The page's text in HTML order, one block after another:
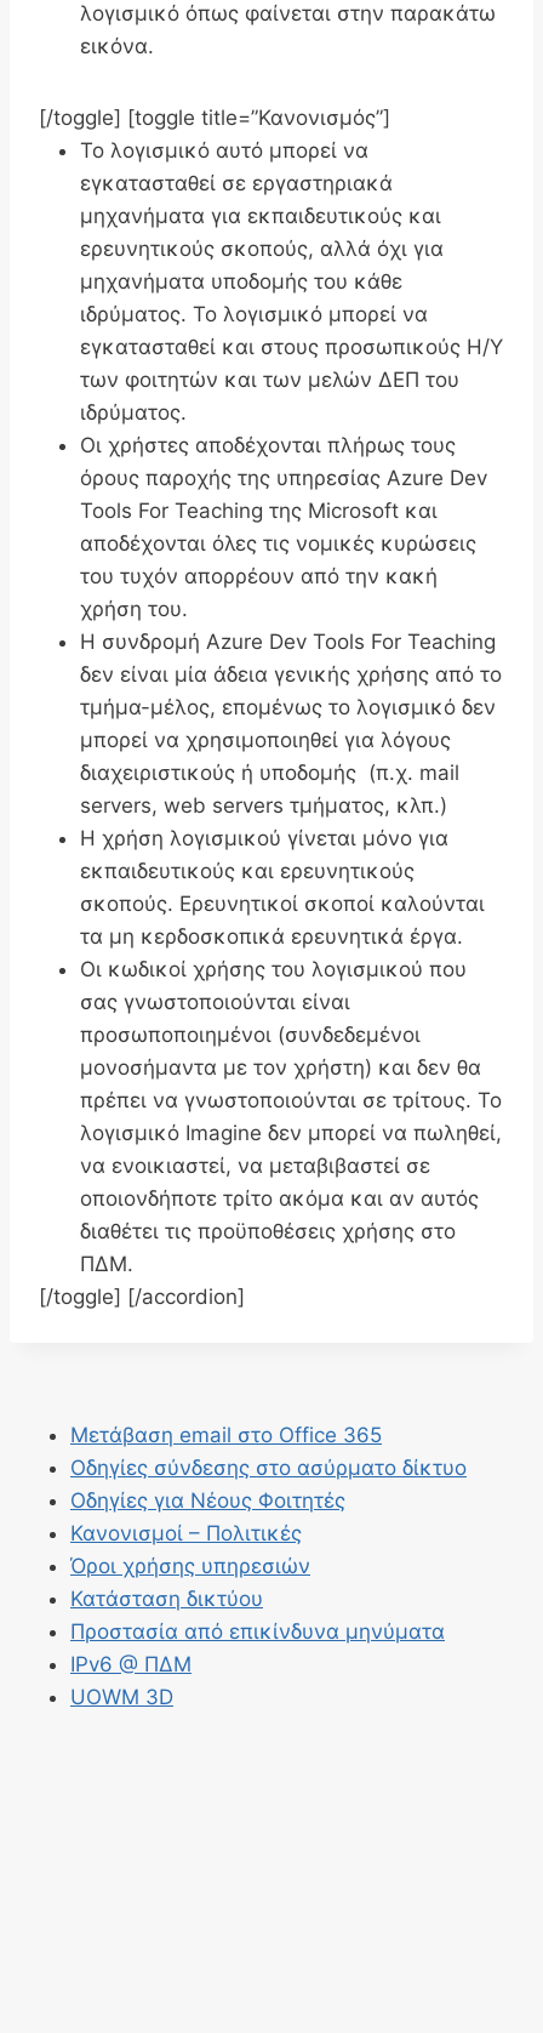
λογισμικό όπως φαίνεται στην παρακάτω
εικόνα.
[/toggle] [toggle title=”Κανονισμός”]
Το λογισμικό αυτό μπορεί να
εγκατασταθεί σε εργαστηριακά
μηχανήματα για εκπαιδευτικούς και
ερευνητικούς σκοπούς, αλλά όχι για
μηχανήματα υποδομής του κάθε
ιδρύματος. Το λογισμικό μπορεί να
εγκατασταθεί και στους προσωπικούς Η/Υ
των φοιτητών και των μελών ΔΕΠ του
ιδρύματος.
Οι χρήστες αποδέχονται πλήρως τους
όρους παροχής της υπηρεσίας Azure Dev
Tools For Teaching της Microsoft και
αποδέχονται όλες τις νομικές κυρώσεις
του τυχόν απορρέουν από την κακή
χρήση του.
Η συνδρομή Azure Dev Tools For Teaching
δεν είναι μία άδεια γενικής χρήσης από το
τμήμα-μέλος, επομένως το λογισμικό δεν
μπορεί να χρησιμοποιηθεί για λόγους
διαχειριστικούς ή υποδομής (π.χ. mail
servers, web servers τμήματος, κλπ.)
Η χρήση λογισμικού γίνεται μόνο για
εκπαιδευτικούς και ερευνητικούς
σκοπούς. Ερευνητικοί σκοποί καλούνται
τα μη κερδοσκοπικά ερευνητικά έργα.
Οι κωδικοί χρήσης του λογισμικού που
σας γνωστοποιούνται είναι
προσωποποιημένοι (συνδεδεμένοι
μονοσήμαντα με τον χρήστη) και δεν θα
πρέπει να γνωστοποιούνται σε τρίτους. Το
λογισμικό Imagine δεν μπορεί να πωληθεί,
να ενοικιαστεί, να μεταβιβαστεί σε
οποιονδήποτε τρίτο ακόμα και αν αυτός
διαθέτει τις προϋποθέσεις χρήσης στο
ΠΔΜ.
[/toggle] [/accordion]
Μετάβαση email στο Office 365
Οδηγίες σύνδεσης στο ασύρματο δίκτυο
Οδηγίες για Νέους Φοιτητές
Κανονισμοί – Πολιτικές
Όροι χρήσης υπηρεσιών
Κατάσταση δικτύου
Προστασία από επικίνδυνα μηνύματα
IPv6 @ ΠΔΜ
UOWM 3D